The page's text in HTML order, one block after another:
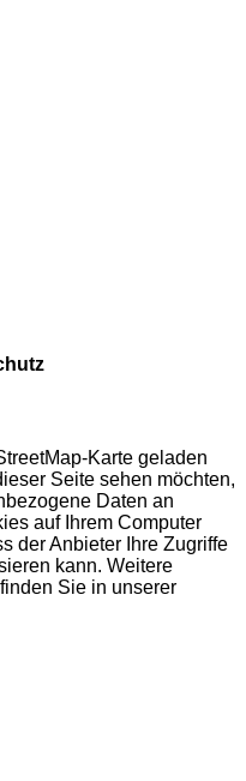
Karte geladen
Seite sehen möchten,
Daten an
auf Ihrem Computer
der Anbieter Ihre Zugriffe
kann. Weitere
Sie in unserer